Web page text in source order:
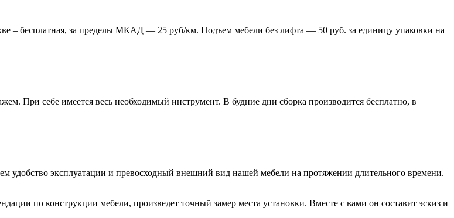
– бесплатная, за пределы МКАД — 25 руб/км. Подъем мебели без лифта — 50 руб. за единицу упаковки на
При себе имеется весь необходимый инструмент. В будние дни сборка производится бесплатно, в
удобство эксплуатации и превосходный внешний вид нашей мебели на протяжении длительного времени.
по конструкции мебели, произведет точный замер места установки. Вместе с вами он составит эскиз и